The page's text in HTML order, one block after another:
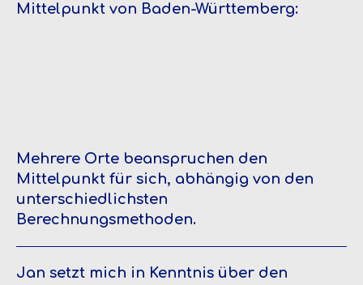
Mittelpunkt von Baden-Württemberg:
Mehrere Orte beanspruchen den
Mittelpunkt für sich, abhängig von den
unterschiedlichsten
Berechnungsmethoden.
Jan setzt mich in Kenntnis über den